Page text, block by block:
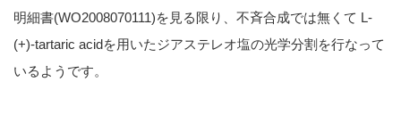
明細書(WO2008070111)を見る限り、不斉合成では無くて L-
(+)-tartaric acidを用いたジアステレオ塩の光学分割を行なって
いるようです。